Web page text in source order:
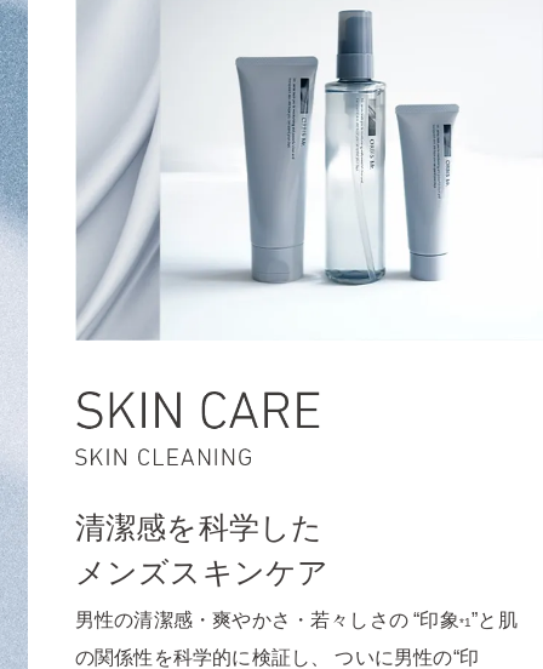
感じる男性がいることもまた事実です。
オルビスは 1987年の創業以来、
肌の力を信じ、引き出すことを使命としてき
ました。
目指したのは、化粧品を通し
すべての人が自分らしくあることや
すべての人にここちよい暮らしをお届けする
こと、です。
Mr.は、そんなオルビスのメンズブランドとし
取り払い
常のものとなる生活をご提案します。
こういった、私たちの意志と想いを「Mr.」と
いう名前に込めました。
私たちは、これからも、ジェンダーニュート
清潔感を科学した
メンズスキンケア
男性の清潔感・爽やかさ・若々しさの “印象*1”と肌
の関係性を科学的に検証し、
ついに男性の“印